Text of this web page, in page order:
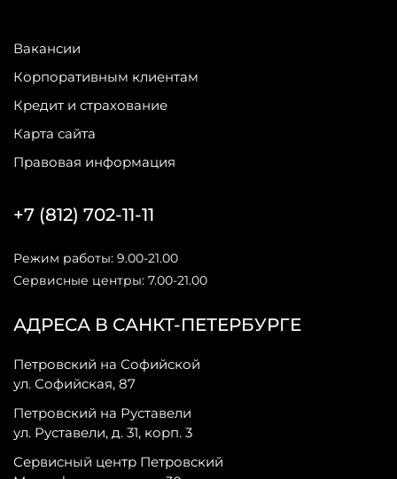
Вакансии
Корпоративным клиентам
Кредит и страхование
Карта сайта
Правовая информация
АДРЕСА В САНКТ-ПЕТЕРБУРГЕ
Петровский на Софийской
ул. Софийская, 87
Петровский на Руставели
ул. Руставели, д. 31, корп. 3
Сервисный центр Петровский
+7 (812) 702-11-11
Режим работы: 9.00-21.00
Сервисные центры: 7.00-21.00